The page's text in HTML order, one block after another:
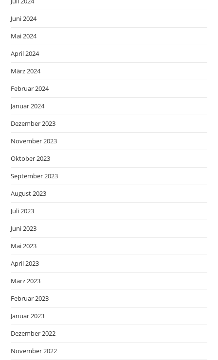
Juni 2024
Mai 2024
April 2024
März 2024
Februar 2024
Januar 2024
Dezember 2023
November 2023
Oktober 2023
September 2023
August 2023
Juli 2023
Juni 2023
Mai 2023
April 2023
März 2023
Februar 2023
Januar 2023
Dezember 2022
November 2022